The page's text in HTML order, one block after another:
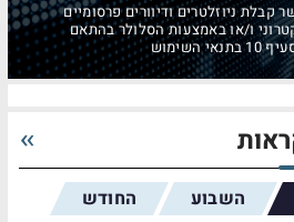
קבלת ניוזלטרים ודיוורים פרסומיים
ו/או באמצעות הסלולר בהתאם
השימוש
השבוע החודש